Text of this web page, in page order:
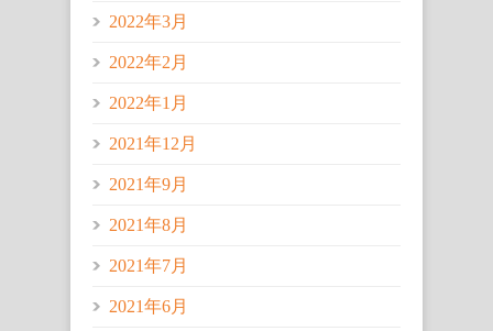
2022年3月
2022年2月
2022年1月
2021年12月
2021年9月
2021年8月
2021年7月
2021年6月